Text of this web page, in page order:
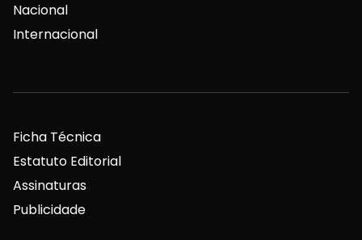
Nacional
Internacional
Ficha Técnica
Estatuto Editorial
Assinaturas
Publicidade